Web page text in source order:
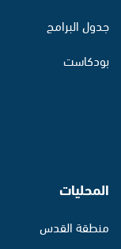
جدول البرامج
بودكاست
المحليات
منطقة القدس